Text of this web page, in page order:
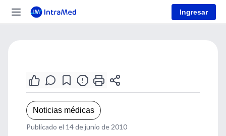
Ingresar
Noticias médicas
Publicado el 14 de junio de 2010